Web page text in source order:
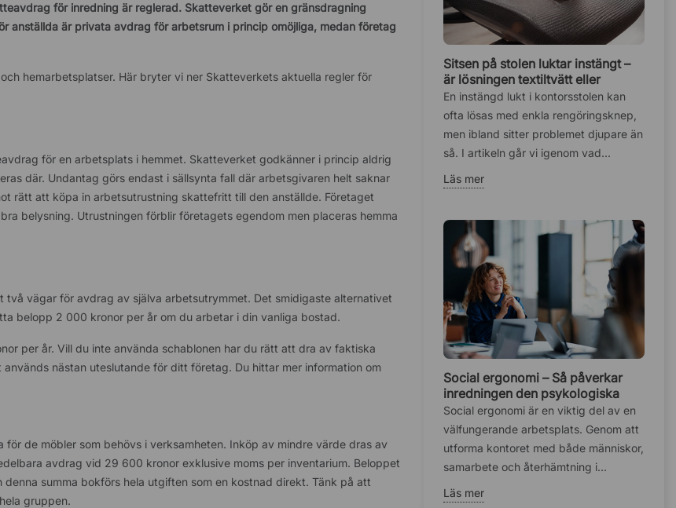
för inredning är reglerad. Skatteverket gör en gränsdragning
anställda är privata avdrag för arbetsrum i princip omöjliga, medan företag
hemarbetsplatser. Här bryter vi ner Skatteverkets aktuella regler för
för en arbetsplats i hemmet. Skatteverket godkänner i princip aldrig
där. Undantag görs endast i sällsynta fall där arbetsgivaren helt saknar
rätt att köpa in arbetsutrustning skattefritt till den anställde. Företaget
bra belysning. Utrustningen förblir företagets egendom men placeras hemma
vägar för avdrag av själva arbetsutrymmet. Det smidigaste alternativet
belopp 2 000 kronor per år om du arbetar i din vanliga bostad.
per år. Vill du inte använda schablonen har du rätt att dra av faktiska
nästan uteslutande för ditt företag. Du hittar mer information om
de möbler som behövs i verksamheten. Inköp av mindre värde dras av
avdrag vid 29 600 kronor exklusive moms per inventarium. Beloppet
summa bokförs hela utgiften som en kostnad direkt. Tänk på att
gruppen.
Sitsen på stolen luktar instängt –
är lösningen textiltvätt eller
fuktskadat skum?
En instängd lukt i kontorsstolen kan
ofta lösas med enkla rengöringsknep,
men ibland sitter problemet djupare än
så. I artikeln går vi igenom vad...
Läs mer
Social ergonomi – Så påverkar
inredningen den psykologiska
hälsan på kontoret
Social ergonomi är en viktig del av en
välfungerande arbetsplats. Genom att
utforma kontoret med både människor,
samarbete och återhämtning i...
Läs mer